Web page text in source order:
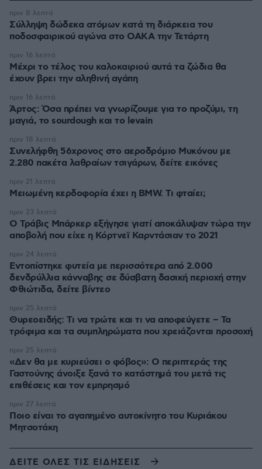
Σύλληψη δώδεκα ατόμων κατά τη διάρκεια του
ποδοσφαιρικού αγώνα στο ΟΑΚΑ την Τετάρτη
πριν 8 λεπτά
Μέχρι το τέλος του καλοκαιριού αυτά τα ζώδια θα
έχουν βρει την αληθινή αγάπη
πριν 16 λεπτά
Άρτος: Όσα πρέπει να γνωρίζουμε για το προζύμι, τη
μαγιά, το sourdough και το levain
πριν 16 λεπτά
Συνελήφθη 56χρονος στο αεροδρόμιο Μυκόνου με
2.280 πακέτα λαθραίων τσιγάρων, δείτε εικόνες
πριν 18 λεπτά
Μειωμένη κερδοφορία έχει η BMW. Τι φταίει;
πριν 21 λεπτά
O Τράβις Μπάρκερ εξήγησε γιατί αποκάλυψαν τώρα την
αποβολή που είχε η Κόρτνεϊ Καρντάσιαν το 2021
πριν 23 λεπτά
Εντοπίστηκε φυτεία με περισσότερα από 2.000
δενδρύλλια κάνναβης σε δύσβατη δασική περιοχή στην
Φθιώτιδα, δείτε βίντεο
πριν 24 λεπτά
Θυρεοειδής: Τι να τρώτε και τι να αποφεύγετε – Τα
τρόφιμα και τα συμπληρώματα που χρειάζονται προσοχή
πριν 25 λεπτά
«Δεν θα με κυριεύσει ο φόβος»: Ο περιπτεράς της
Γαστούνης άνοιξε ξανά το κατάστημά του μετά τις
επιθέσεις και τον εμπρησμό
πριν 25 λεπτά
Ποιο είναι το αγαπημένο αυτοκίνητο του Κυριάκου
Μητσοτάκη
πριν 27 λεπτά
ΔΕΙΤΕ ΟΛΕΣ ΤΙΣ ΕΙΔΗΣΕΙΣ